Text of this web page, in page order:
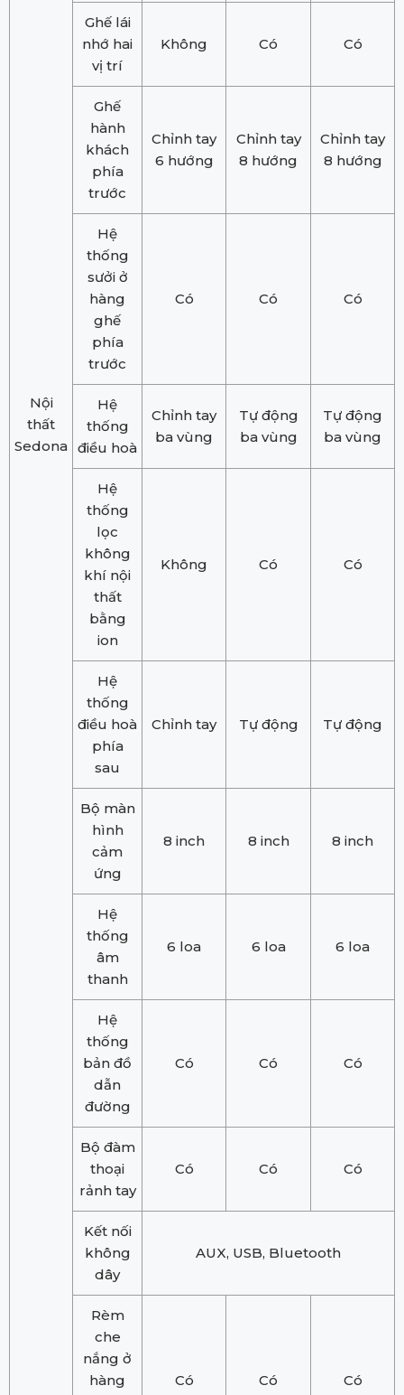
Nội
thất
Sedona
Ghế lái
nhớ hai
vị trí
Không Có Có
Ghế
hành
khách
phía
trước
Chỉnh tay
6 hướng
Chỉnh tay
8 hướng
Chỉnh tay
8 hướng
Hệ
thống
sưởi ở
hàng
ghế
phía
trước
Có Có Có
Hệ
thống
điều hoà
Chỉnh tay
ba vùng
Tự động
ba vùng
Tự động
ba vùng
Hệ
thống
lọc
không
khí nội
thất
bằng
ion
Không Có Có
Hệ
thống
điều hoà
phía
sau
Chỉnh tay Tự động Tự động
Bộ màn
hình
cảm
ứng
8 inch 8 inch 8 inch
Hệ
thống
âm
thanh
6 loa 6 loa 6 loa
Hệ
thống
bản đồ
dẫn
đường
Có Có Có
Bộ đàm
thoại
rảnh tay
Có Có Có
Kết nối
không
dây
AUX, USB, Bluetooth
Rèm
che
nắng ở
hàng
Có Có Có